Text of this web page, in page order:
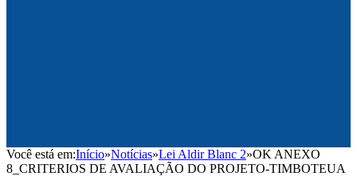
Você está em:Início»Notícias»Lei Aldir Blanc 2»OK ANEXO
8_CRITERIOS DE AVALIAÇÃO DO PROJETO-TIMBOTEUA